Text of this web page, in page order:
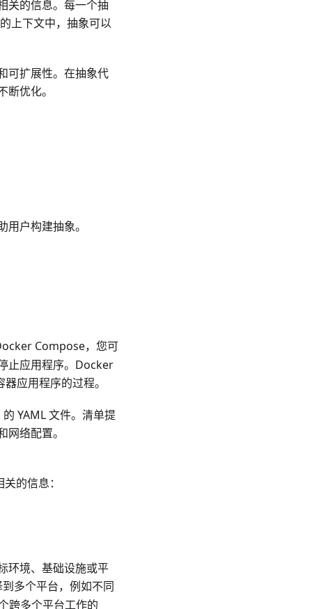
关的信息。每一个抽
上下文中，抽象可以
可扩展性。在抽象代
优化。
户构建抽象。
Compose，您可
止应用程序。Docker
应用程序的过程。
YAML 文件。清单提
络配置。
的信息：
环境、基础设施或平
多个平台，例如不同
跨多个平台工作的